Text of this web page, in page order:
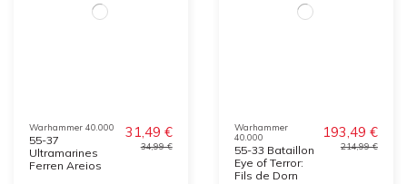
Warhammer 40.000
55-37
Ultramarines
Ferren Areios
31,49 €
34,99 €
Warhammer
40.000
55-33 Bataillon
Eye of Terror:
Fils de Dorn
193,49 €
214,99 €